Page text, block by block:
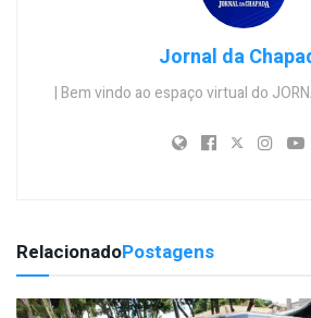
Jornal da
| Bem vindo ao espaço virtual do
RelacionadoPostagens